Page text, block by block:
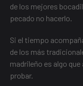
de los mejores
pecado no hacerlo.
Si el tiempo
de los más
madrileño es algo
probar.